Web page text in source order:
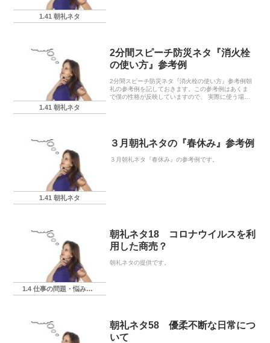
1.41 朝礼ネタ
1.41 朝礼ネタ
2分間スピーチ防災ネタ『消火栓
の使い方』参考例
2分間スピーチ防災ネタ『消火栓の使い方』参考例朝
礼の参考例を記しておきます。この参考例はあくま
で僕の性格が反映していますので、 実際に使う場合
1.41 朝礼ネタ
３月朝礼ネタの『春休み』参考例
３月朝礼ネタ『春休み』の参考例です。
1.4 仕事の問題・悩み・相談
朝礼ネタ18 コロナウイルスを利
用した商売？
朝礼ネタの提供です。
朝礼ネタ58 優柔不断な日常につ
いて